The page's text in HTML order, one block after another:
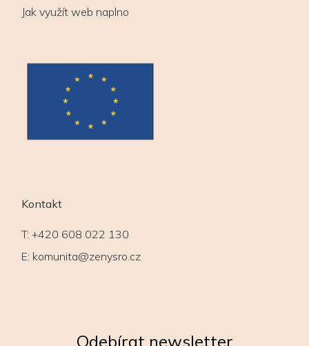
Jak využít web naplno
Kontakt
T: +420 608 022 130
E: komunita@zenysro.cz
Odebírat newsletter